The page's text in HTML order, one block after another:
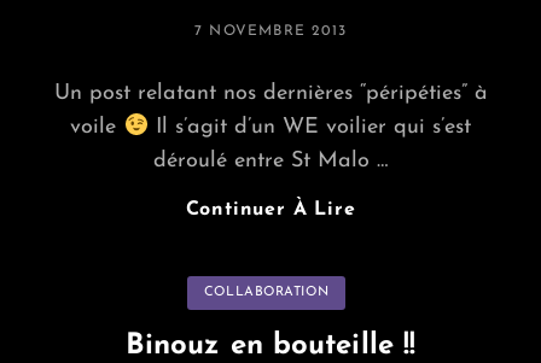
POSTED
7 NOVEMBRE 2013
Un post relatant nos dernières “péripéties” à
voile
Il s’agit d’un WE voilier qui s’est
déroulé entre St Malo …
Continuer À LireSt
Categories
COLLABORATION
Binouz en bouteille !!